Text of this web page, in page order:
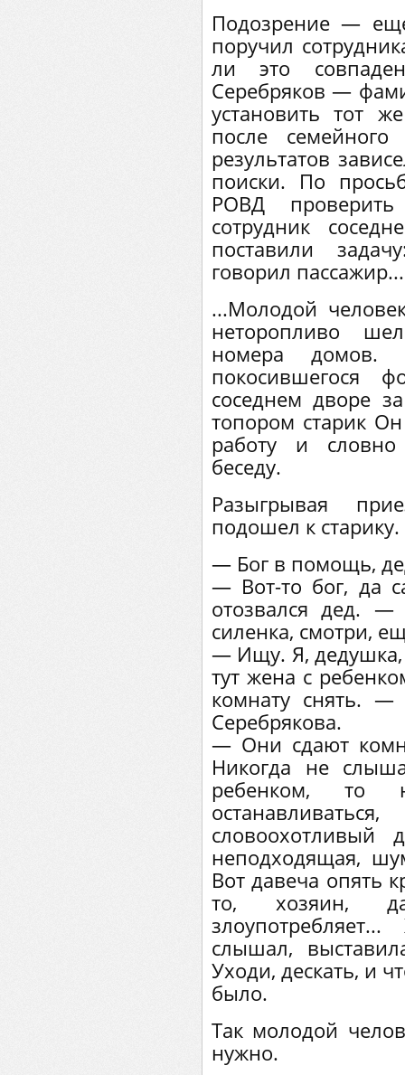
Подозрение —
поручил
ли это
Серебряков —
установить тот
после
результатов
поиски. По
РОВД
сотрудник
поставили
говорил пассажир...
...Молодой
неторопливо
номера домов.
соседнем дворе
топором старик
работу и словно
беседу.
Разыгрывая
подошел к старику.
— Бог в помощь,
— Вот-то бог, да
отозвался дед.
силенка, смотри,
— Ищу. Я, дедушка,
тут жена с
комнату снять.
Серебрякова.
— Они сдают
Никогда не
ребенком, то
неподходящая,
Вот давеча опять
то, хозяин,
слышал,
Уходи, дескать, и
было.
Так молодой
нужно.